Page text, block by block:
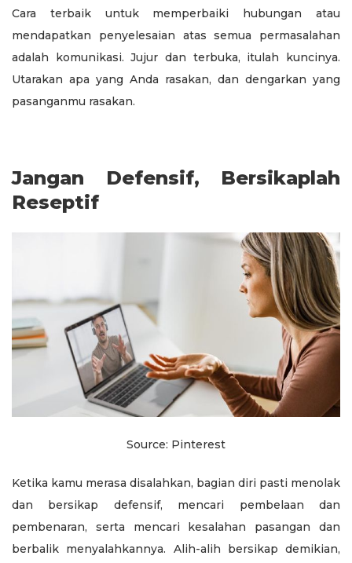
Cara terbaik untuk memperbaiki hubungan atau
mendapatkan penyelesaian atas semua permasalahan
adalah komunikasi. Jujur dan terbuka, itulah kuncinya.
Utarakan apa yang Anda rasakan, dan dengarkan yang
pasanganmu rasakan.
Jangan Defensif, Bersikaplah
Reseptif
Source: Pinterest
Ketika kamu merasa disalahkan, bagian diri pasti menolak
dan bersikap defensif, mencari pembelaan dan
pembenaran, serta mencari kesalahan pasangan dan
berbalik menyalahkannya. Alih-alih bersikap demikian,